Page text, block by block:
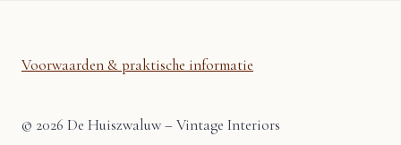
Voorwaarden & praktische informatie
© 2026 De Huiszwaluw – Vintage Interiors